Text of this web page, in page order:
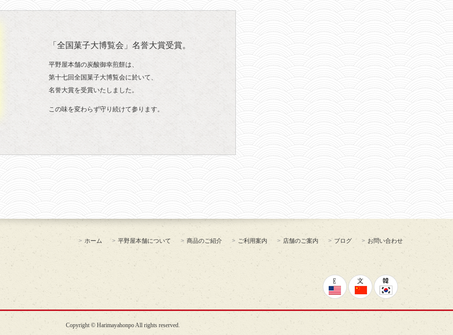
「全国菓子大博覧会」名誉大賞受賞。
平野屋本舗の炭酸御幸煎餅は、
第十七回全国菓子大博覧会に於いて、
名誉大賞を受賞いたしました。
この味を変わらず守り続けて参ります。
ホーム 平野屋本舗について 商品のご紹介 ご利用案内 店舗のご案内 ブログ お問い合わせ
Copyright © Harimayahonpo All rights reserved.